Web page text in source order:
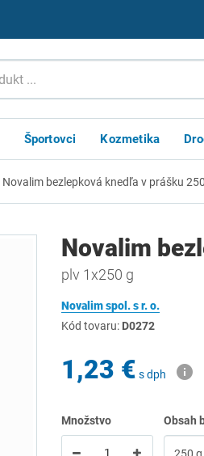
Športovci Kozmetika
Novalim bezlepková knedľa v prášku
Novalim
plv 1x250 g
Novalim spol. s r. o.
Kód tovaru: D0272
1,23 € s dph
Množstvo Obsah